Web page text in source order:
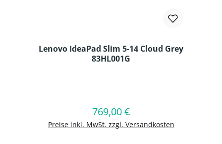
Lenovo IdeaPad Slim 5-14 Cloud Grey
83HL001G
Regulärer Preis:
769,00 €
Preise inkl. MwSt. zzgl. Versandkosten
In den Warenkorb